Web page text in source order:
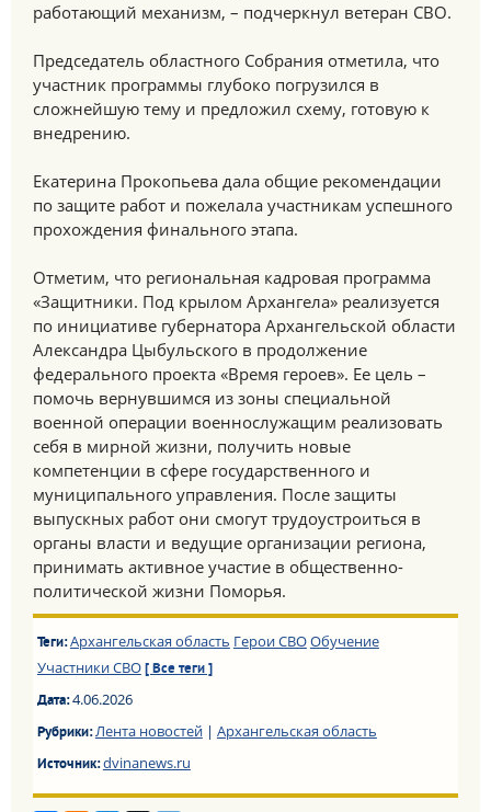
работающий механизм, – подчеркнул ветеран СВО.
Председатель областного Собрания отметила, что
участник программы глубоко погрузился в
сложнейшую тему и предложил схему, готовую к
внедрению.
Екатерина Прокопьева дала общие рекомендации
по защите работ и пожелала участникам успешного
прохождения финального этапа.
Отметим, что региональная кадровая программа
«Защитники. Под крылом Архангела» реализуется
по инициативе губернатора Архангельской области
Александра Цыбульского в продолжение
федерального проекта «Время героев». Ее цель –
помочь вернувшимся из зоны специальной
военной операции военнослужащим реализовать
себя в мирной жизни, получить новые
компетенции в сфере государственного и
муниципального управления. После защиты
выпускных работ они смогут трудоустроиться в
органы власти и ведущие организации региона,
принимать активное участие в общественно-
политической жизни Поморья.
Теги:Архангельская область Герои СВООбучение
Участники СВО [ Все теги ]
Дата:4.06.2026
Рубрики:Лента новостей| Архангельская область
Источник:dvinanews.ru